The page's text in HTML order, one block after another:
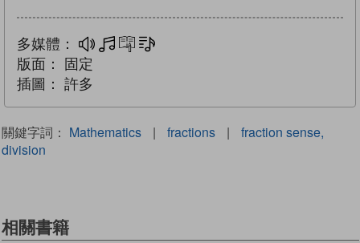
多媒體： 多媒體互動練習
版面：
固定
插圖：
許多
關鍵字詞： Mathematics | fractions |
fraction sense,
division
相關書籍